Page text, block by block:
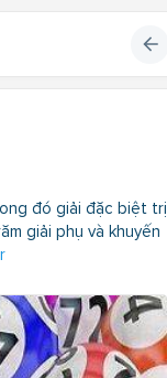
đó giải đặc biệt trị
giải phụ và khuyến